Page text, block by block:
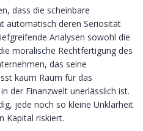
dass die scheinbare
automatisch deren Seriosität
Analysen sowohl die
moralische Rechtfertigung des
das seine
kaum Raum für das
der Finanzwelt unerlässlich ist.
jede noch so kleine Unklarheit
Kapital riskiert.